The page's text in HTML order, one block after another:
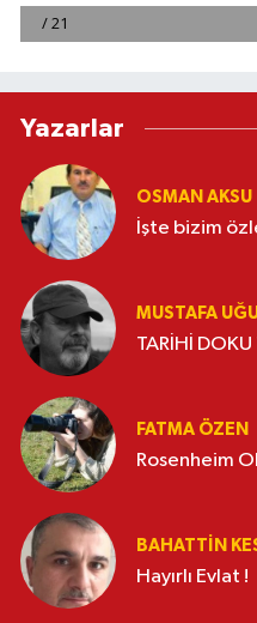
Yazarlar
OSMAN AKSU
İşte bizim
MUSTAFA
TARİHİ
FATMA ÖZEN
Rosenheim
BAHATTIN
Hayırlı Evlat !